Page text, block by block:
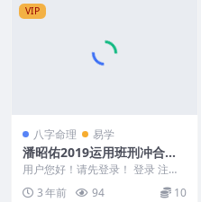
VIP
八字命理 易学
潘昭佑2019运用班刑冲合破
害
用户您好！请先登录！ 登录 注册
潘昭佑2019运用班刑冲合破害 已
经二次压缩 ...
3 年前 94 10